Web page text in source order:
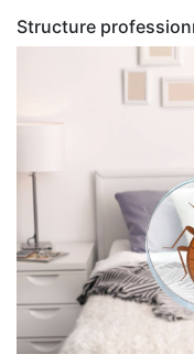
Structure